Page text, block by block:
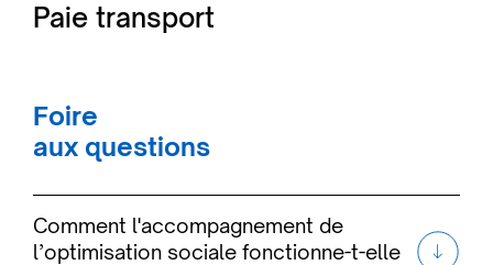
Paie transport
Foire
aux questions
Comment l'accompagnement de
l’optimisation sociale fonctionne-t-elle